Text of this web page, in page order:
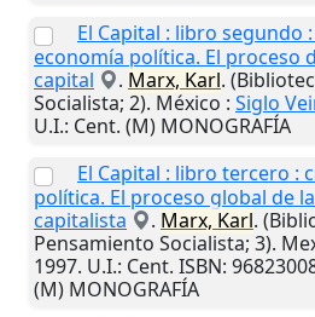
El Capital : libro segundo
economía política. El proceso
capital
. Marx, Karl.
Socialista; 2). México : Siglo
U.I.: Cent. (M) MONOGRAFÍA
El Capital : libro tercero :
política. El proceso global de
capitalista
. Marx, Karl.
Pensamiento Socialista; 3).
1997. U.I.: Cent. ISBN:
(M) MONOGRAFÍA